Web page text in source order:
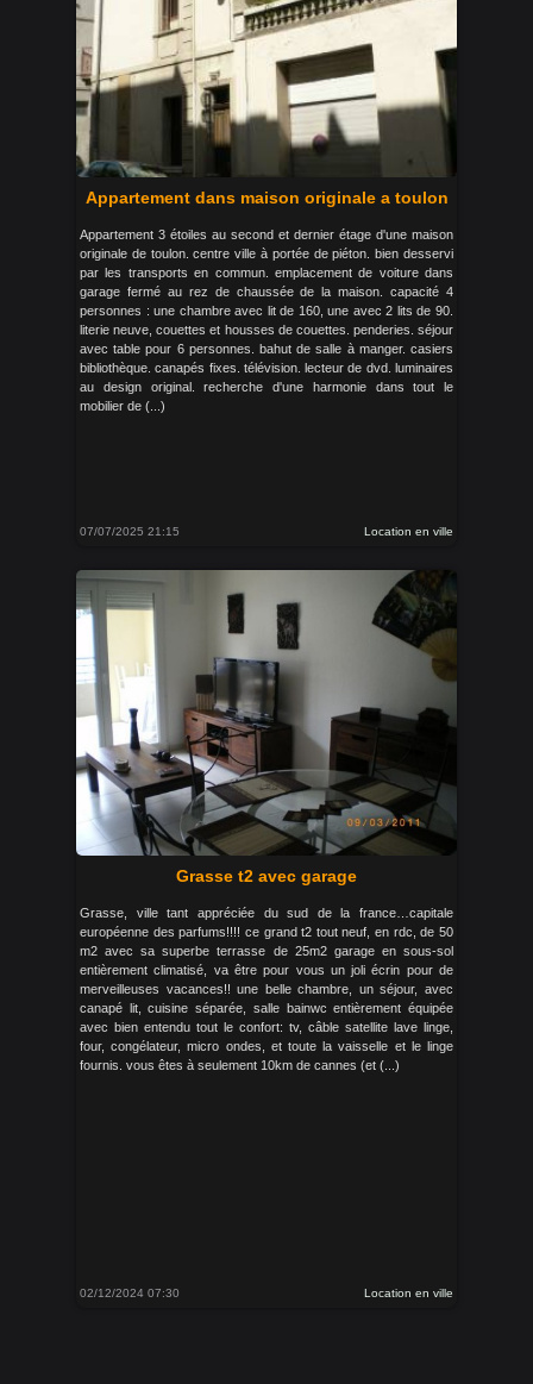
Appartement dans maison originale a toulon
Appartement 3 étoiles au second et dernier étage d'une maison
originale de toulon. centre ville à portée de piéton. bien desservi
par les transports en commun. emplacement de voiture dans
garage fermé au rez de chaussée de la maison. capacité 4
personnes : une chambre avec lit de 160, une avec 2 lits de 90.
literie neuve, couettes et housses de couettes. penderies. séjour
avec table pour 6 personnes. bahut de salle à manger. casiers
bibliothèque. canapés fixes. télévision. lecteur de dvd. luminaires
au design original. recherche d'une harmonie dans tout le
mobilier de (...)
07/07/2025 21:15 Location en ville
Grasse t2 avec garage
Grasse, ville tant appréciée du sud de la france…capitale
européenne des parfums!!!! ce grand t2 tout neuf, en rdc, de 50
m2 avec sa superbe terrasse de 25m2 garage en sous-sol
entièrement climatisé, va être pour vous un joli écrin pour de
merveilleuses vacances!! une belle chambre, un séjour, avec
canapé lit, cuisine séparée, salle bainwc entièrement équipée
avec bien entendu tout le confort: tv, câble satellite lave linge,
four, congélateur, micro ondes, et toute la vaisselle et le linge
fournis. vous êtes à seulement 10km de cannes (et (...)
02/12/2024 07:30 Location en ville